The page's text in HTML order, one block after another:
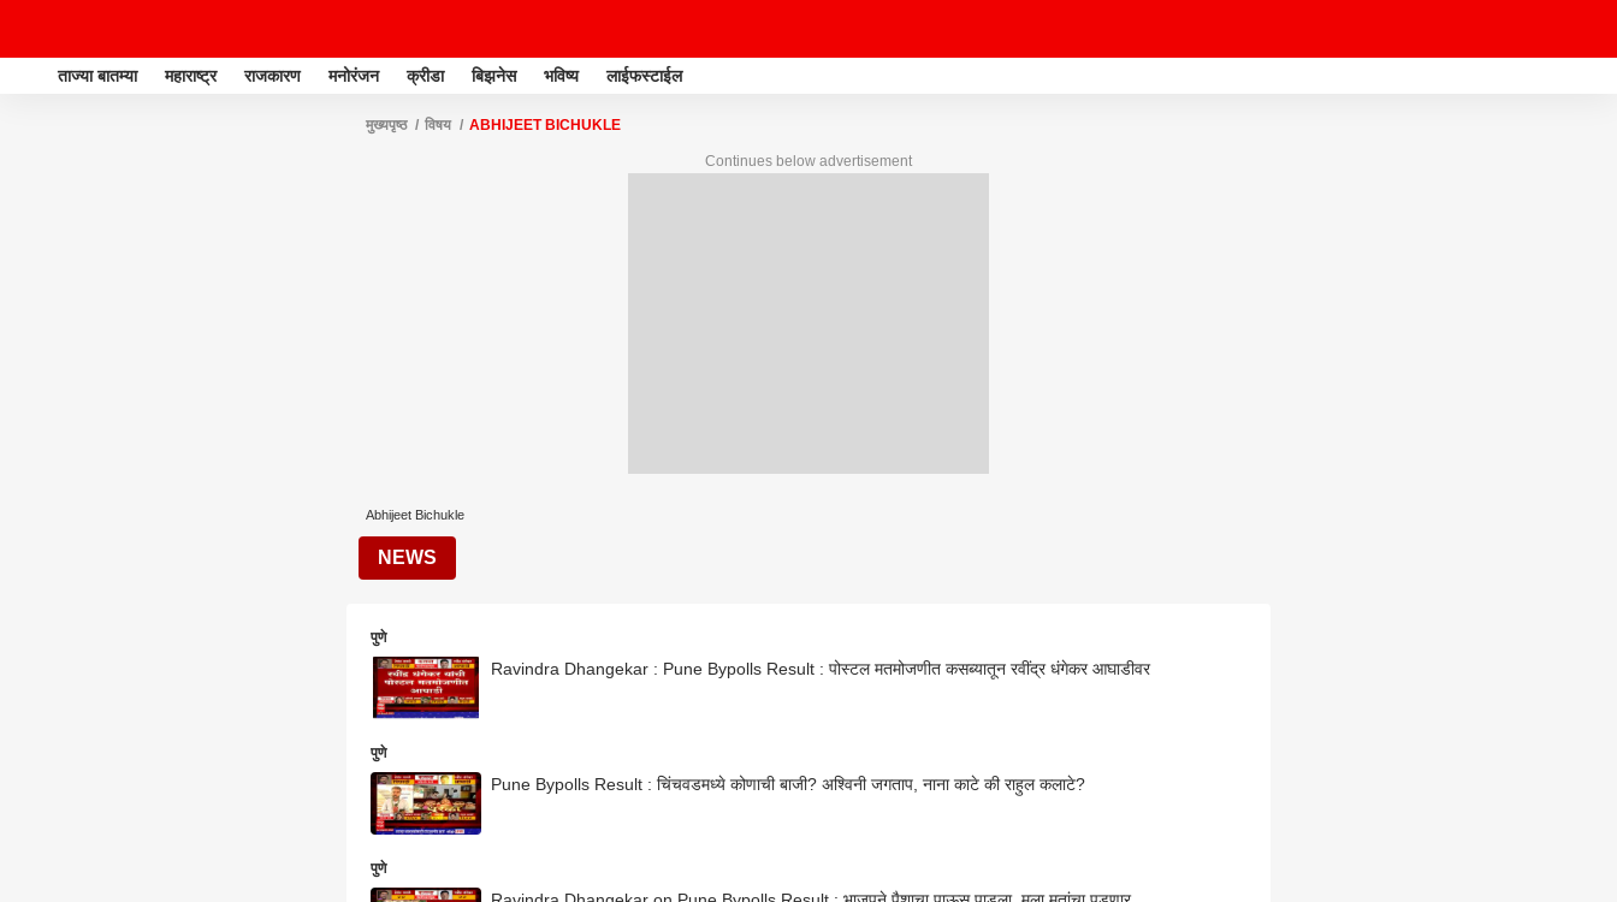
ताज्या बातम्या महाराष्ट्र राजकारण मनोरंजन क्रीडा बिझनेस भविष्य लाईफस्टाईल
मुख्यपृष्ठ विषय ABHIJEET BICHUKLE
Continues below advertisement
Abhijeet Bichukle
NEWS
पुणे
Ravindra Dhangekar : Pune Bypolls Result : पोस्टल मतमोजणीत कसब्यातून रवींद्र धंगेकर आघाडीवर
पुणे
Pune Bypolls Result : चिंचवडमध्ये कोणाची बाजी? अश्विनी जगताप, नाना काटे की राहुल कलाटे?
पुणे